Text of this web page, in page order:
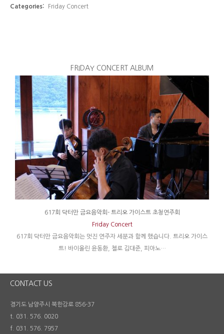
Categories: Friday Concert
FRIDAY CONCERT ALBUM
617회 닥터만 금요음악회- 트리오 가이스트 초청연주회
Friday Concert
617회 닥터만 금요음악회는 멋진 연주자 세분과 함께 했습니다. 트리오 가이스
트! 바이올린 윤동환, 첼로 김대준, 피아노…
CONTACT US
경기도 남양주시 북한강로 856-37
t. 031. 576. 0020
f. 031. 576. 7957